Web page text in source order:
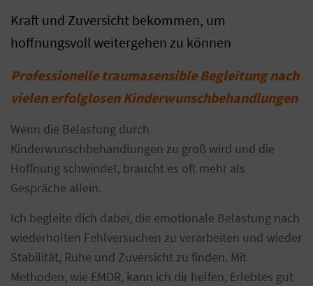
Kraft und Zuversicht bekommen, um
hoffnungsvoll weitergehen zu können
Professionelle traumasensible Begleitung nach
vielen erfolglosen Kinderwunschbehandlungen
Wenn die Belastung durch
Kinderwunschbehandlungen zu groß wird und die
Hoffnung schwindet, braucht es oft mehr als
Gespräche allein.
Ich begleite dich dabei, die emotionale Belastung nach
wiederholten Fehlversuchen zu verarbeiten und wieder
Stabilität, Ruhe und Zuversicht zu finden. Mit
Methoden, wie EMDR, kann ich dir helfen, Erlebtes gut